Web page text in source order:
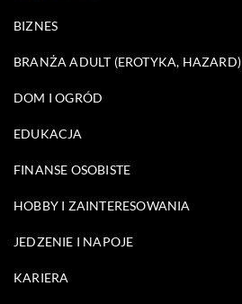
BIZNES
BRANŻA ADULT (EROTYKA, HAZARD)
DOM I OGRÓD
EDUKACJA
FINANSE OSOBISTE
HOBBY I ZAINTERESOWANIA
JEDZENIE I NAPOJE
KARIERA